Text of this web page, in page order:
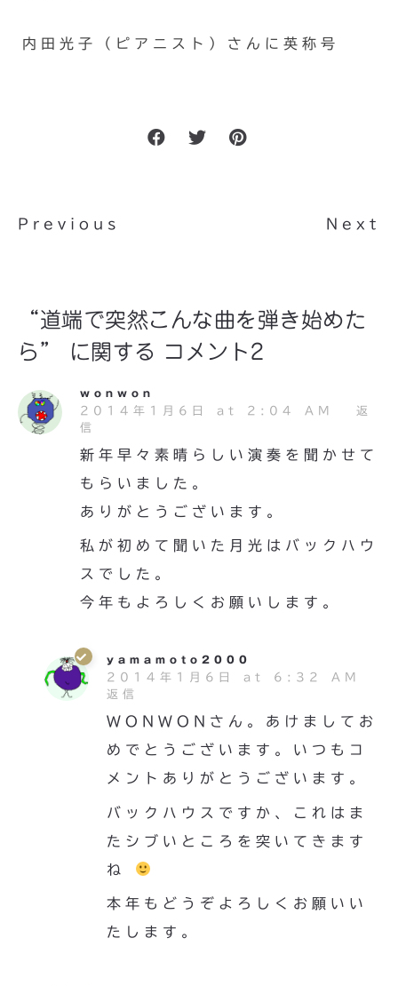
内田光子（ピアニスト）さんに英称号
Previous Next
“道端で突然こんな曲を弾き始めた
ら” に関する コメント2
wonwon
2014年1月6日 at 2:04 AM
返
信
新年早々素晴らしい演奏を聞かせて
もらいました。
ありがとうございます。
私が初めて聞いた月光はバックハウ
スでした。
今年もよろしくお願いします。
yamamoto2000
2014年1月6日 at 6:32 AM
返信
WONWONさん。あけましてお
めでとうございます。いつもコ
メントありがとうございます。
バックハウスですか、これはま
たシブいところを突いてきます
ね
本年もどうぞよろしくお願いい
たします。